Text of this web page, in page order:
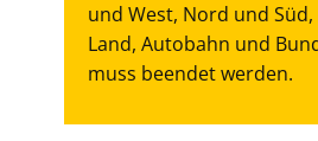
und West, Nord und
Land, Autobahn und
muss beendet werden.